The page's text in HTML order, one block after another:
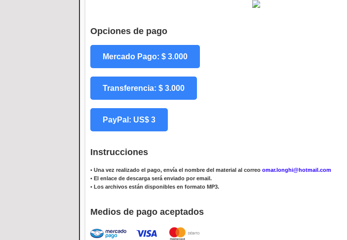
Opciones de pago
Mercado Pago: $ 3.000
Transferencia: $ 3.000
PayPal: US$ 3
Instrucciones
• Una vez realizado el pago, envía el nombre del material al correo omar.longhi@hotmail.com
• El enlace de descarga será enviado por email.
• Los archivos están disponibles en formato MP3.
Medios de pago aceptados